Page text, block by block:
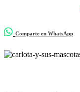
Comparte en WhatsApp